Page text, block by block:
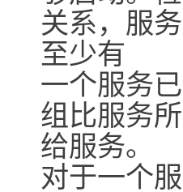
关系，服
至少有
一个服务
组比服务
给服务。
对于一个